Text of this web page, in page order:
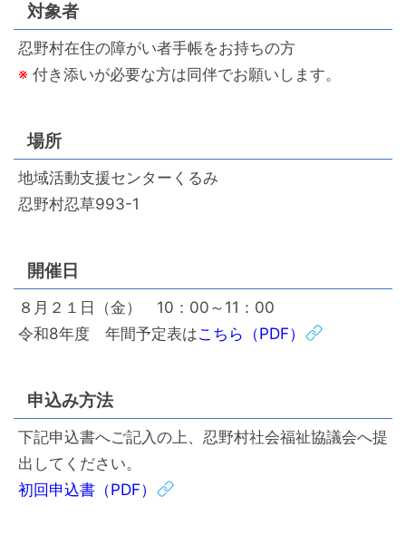
対象者
忍野村在住の障がい者手帳をお持ちの方
※ 付き添いが必要な方は同伴でお願いします。
場所
地域活動支援センターくるみ
忍野村忍草993-1
開催日
８月２１日（金） 10：00～11：00
令和8年度 年間予定表はこちら（PDF）
申込み方法
下記申込書へご記入の上、忍野村社会福祉協議会へ提
出してください。
初回申込書（PDF）